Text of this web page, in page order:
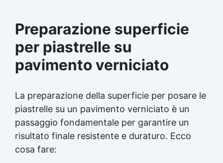
Preparazione superficie
per piastrelle su
pavimento verniciato
La preparazione della superficie per posare le
piastrelle su un pavimento verniciato è un
passaggio fondamentale per garantire un
risultato finale resistente e duraturo. Ecco
cosa fare: